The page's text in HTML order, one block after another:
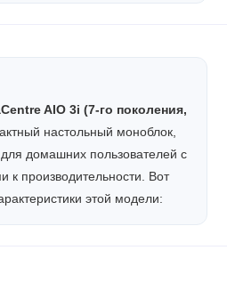
AIO 3i (7-го поколения,
настольный моноблок,
домашних пользователей с
к производительности. Вот
этой модели: